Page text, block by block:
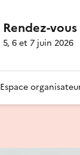
Rendez-
5, 6 et 7 juin 2026
Espace